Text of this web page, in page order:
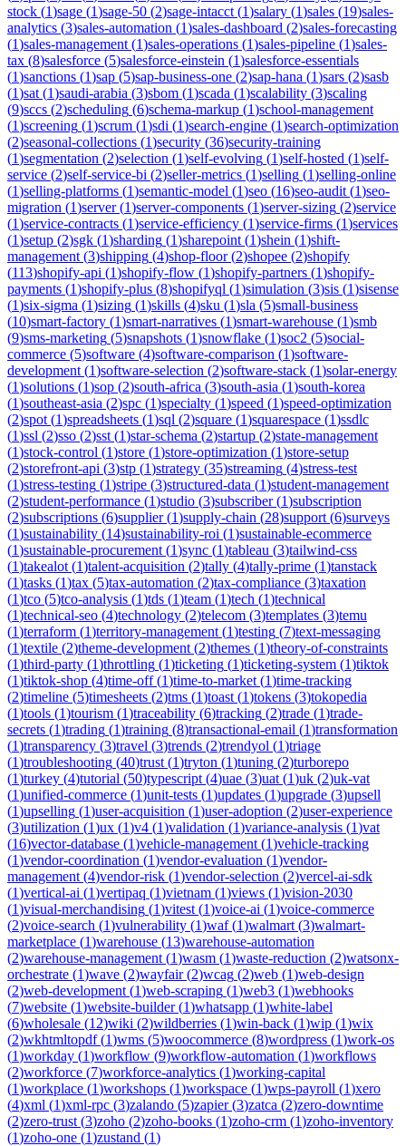
stock (1)sage (1)sage-50 (2)sage-intacct (1)salary (1)sales (19)sales-
analytics (3)sales-automation (1)sales-dashboard (2)sales-forecasting
(1)sales-management (1)sales-operations (1)sales-pipeline (1)sales-
tax (8)salesforce (5)salesforce-einstein (1)salesforce-essentials
(1)sanctions (1)sap (5)sap-business-one (2)sap-hana (1)sars (2)sasb
(1)sat (1)saudi-arabia (3)sbom (1)scada (1)scalability (3)scaling
(9)sccs (2)scheduling (6)schema-markup (1)school-management
(1)screening (1)scrum (1)sdi (1)search-engine (1)search-optimization
(2)seasonal-collections (1)security (36)security-training
(1)segmentation (2)selection (1)self-evolving (1)self-hosted (1)self-
service (2)self-service-bi (2)seller-metrics (1)selling (1)selling-online
(1)selling-platforms (1)semantic-model (1)seo (16)seo-audit (1)seo-
migration (1)server(1)server-components (1)server-sizing (2)service
(1)service-contracts (1)service-efficiency (1)service-firms (1)services
(1)setup (2)sgk (1)sharding (1)sharepoint (1)shein (1)shift-
management (3)shipping (4)shop-floor(2)shopee (2)shopify
(113)shopify-api (1)shopify-flow (1)shopify-partners (1)shopify-
payments (1)shopify-plus (8)shopifyql (1)simulation (3)sis (1)sisense
(1)six-sigma (1)sizing (1)skills (4)sku (1)sla (5)small-business
(10)smart-factory (1)smart-narratives (1)smart-warehouse (1)smb
(9)sms-marketing (5)snapshots (1)snowflake (1)soc2 (5)social-
commerce (5)software (4)software-comparison (1)software-
development (1)software-selection (2)software-stack (1)solar-energy
(1)solutions (1)sop (2)south-africa (3)south-asia (1)south-korea
(1)southeast-asia (2)spc (1)specialty (1)speed (1)speed-optimization
(2)spot (1)spreadsheets (1)sql (2)square (1)squarespace (1)ssdlc
(1)ssl (2)sso (2)sst (1)star-schema (2)startup (2)state-management
(1)stock-control (1)store (1)store-optimization (1)store-setup
(2)storefront-api (3)stp (1)strategy (35)streaming (4)stress-test
(1)stress-testing (1)stripe (3)structured-data (1)student-management
(2)student-performance (1)studio (3)subscriber(1)subscription
(2)subscriptions (6)supplier(1)supply-chain (28)support (6)surveys
(1)sustainability (14)sustainability-roi (1)sustainable-ecommerce
(1)sustainable-procurement (1)sync (1)tableau (3)tailwind-css
(1)takealot (1)talent-acquisition (2)tally (4)tally-prime (1)tanstack
(1)tasks (1)tax (5)tax-automation (2)tax-compliance (3)taxation
(1)tco (5)tco-analysis (1)tds (1)team (1)tech (1)technical
(1)technical-seo (4)technology (2)telecom (3)templates (3)temu
(1)terraform (1)territory-management (1)testing (7)text-messaging
(1)textile (2)theme-development (2)themes (1)theory-of-constraints
(1)third-party (1)throttling (1)ticketing (1)ticketing-system (1)tiktok
(1)tiktok-shop (4)time-off(1)time-to-market (1)time-tracking
(2)timeline (5)timesheets (2)tms (1)toast (1)tokens (3)tokopedia
(1)tools (1)tourism (1)traceability (6)tracking (2)trade (1)trade-
secrets (1)trading (1)training (8)transactional-email (1)transformation
(1)transparency (3)travel (3)trends (2)trendyol (1)triage
(1)troubleshooting (40)trust (1)tryton (1)tuning (2)turborepo
(1)turkey (4)tutorial (50)typescript (4)uae (3)uat (1)uk (2)uk-vat
(1)unified-commerce (1)unit-tests (1)updates (1)upgrade (3)upsell
(1)upselling (1)user-acquisition (1)user-adoption (2)user-experience
(3)utilization (1)ux (1)v4 (1)validation (1)variance-analysis (1)vat
(16)vector-database (1)vehicle-management (1)vehicle-tracking
(1)vendor-coordination (1)vendor-evaluation (1)vendor-
management (4)vendor-risk (1)vendor-selection (2)vercel-ai-sdk
(1)vertical-ai (1)vertipaq (1)vietnam (1)views (1)vision-2030
(1)visual-merchandising (1)vitest (1)voice-ai (1)voice-commerce
(2)voice-search (1)vulnerability (1)waf(1)walmart (3)walmart-
marketplace (1)warehouse (13)warehouse-automation
(2)warehouse-management (1)wasm (1)waste-reduction (2)watsonx-
orchestrate (1)wave (2)wayfair(2)wcag (2)web (1)web-design
(2)web-development (1)web-scraping (1)web3 (1)webhooks
(7)website (1)website-builder(1)whatsapp (1)white-label
(6)wholesale (12)wiki (2)wildberries (1)win-back (1)wip (1)wix
(2)wkhtmltopdf(1)wms (5)woocommerce (8)wordpress (1)work-os
(1)workday (1)workflow (9)workflow-automation (1)workflows
(2)workforce (7)workforce-analytics (1)working-capital
(1)workplace (1)workshops (1)workspace (1)wps-payroll (1)xero
(4)xml (1)xml-rpc (3)zalando (5)zapier(3)zatca (2)zero-downtime
(2)zero-trust (3)zoho (2)zoho-books (1)zoho-crm (1)zoho-inventory
(1)zoho-one (1)zustand (1)